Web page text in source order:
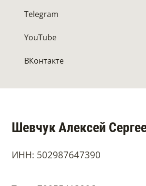
Telegram
YouTube
ВКонтакте
Шевчук Алексей
ИНН: 502987647390